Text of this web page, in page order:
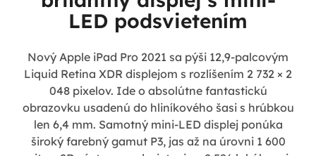
LED podsvietením
Nový Apple iPad Pro 2021 sa pýši 12,9-palcovým
Liquid Retina XDR displejom s rozlíšením 2 732 × 2
048 pixelov. Ide o absolútne fantastickú
obrazovku usadenú do hliníkového šasi s hrúbkou
len 6,4 mm. Samotný mini-LED displej ponúka
široký farebný gamut P3, jas až na úrovni 1 600